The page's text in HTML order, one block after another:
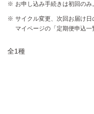
お申し込み手続きは初回のみ
サイクル変更、次回お届け
マイページの「定期便申込一
全1種